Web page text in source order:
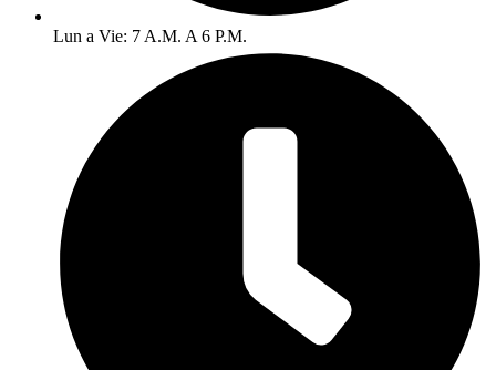
Lun a Vie: 7 A.M. A 6 P.M.